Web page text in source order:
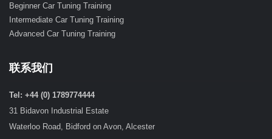
Beginner Car Tuning Training
Intermediate Car Tuning Training
Advanced Car Tuning Training
联系我们
Tel: +44 (0) 1789774444
31 Bidavon Industrial Estate
Waterloo Road, Bidford on Avon, Alcester